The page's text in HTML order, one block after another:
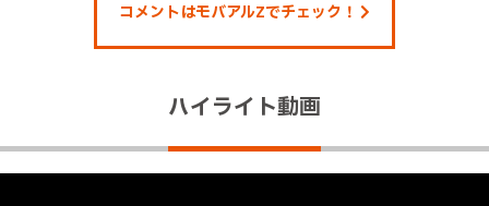
コメントはモバアルZでチェック！
ハイライト動画